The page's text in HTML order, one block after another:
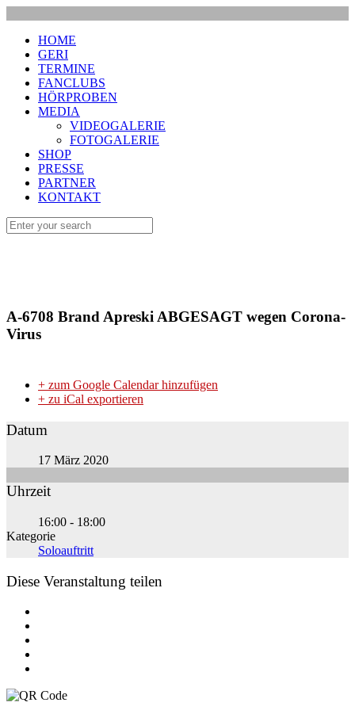
HOME
GERI
TERMINE
FANCLUBS
HÖRPROBEN
MEDIA
VIDEOGALERIE
FOTOGALERIE
SHOP
PRESSE
PARTNER
KONTAKT
A-6708 Brand Apreski ABGESAGT wegen Corona-
Virus
+ zum Google Calendar hinzufügen
+ zu iCal exportieren
Datum
17 März 2020
Uhrzeit
16:00 - 18:00
Kategorie
Soloauftritt
Diese Veranstaltung teilen